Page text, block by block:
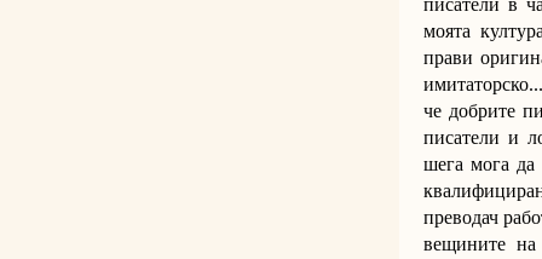
моята
прави
че добрите
писатели и
шега мога да
преводач
вещините на